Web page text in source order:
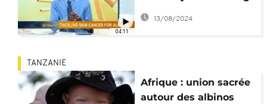
04:11
Call ]
13/08/2024
TANZANIE
Afrique : union sacrée
autour des albinos